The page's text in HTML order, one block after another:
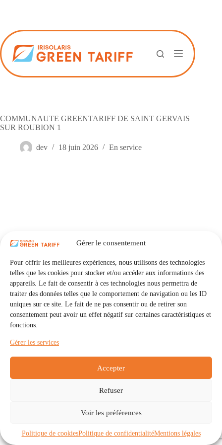
Gérer le consentement
Pour offrir les meilleures expériences, nous utilisons des technologies
telles que les cookies pour stocker et/ou accéder aux informations des
appareils. Le fait de consentir à ces technologies nous permettra de
traiter des données telles que le comportement de navigation ou les ID
uniques sur ce site. Le fait de ne pas consentir ou de retirer son
consentement peut avoir un effet négatif sur certaines caractéristiques et
fonctions.
Gérer les services
Accepter
Refuser
Voir les préférences
Politique de cookiesPolitique de confidentialitéMentions légales
COMMUNAUTE GREENTARIFF DE SAINT GERVAIS
SUR ROUBION 1
dev 18 juin 2026 En service
Communautés
À propos
Politique de cookies (UE)